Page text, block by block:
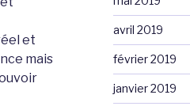
et
mais
avril 2019
février 2019
janvier 2019